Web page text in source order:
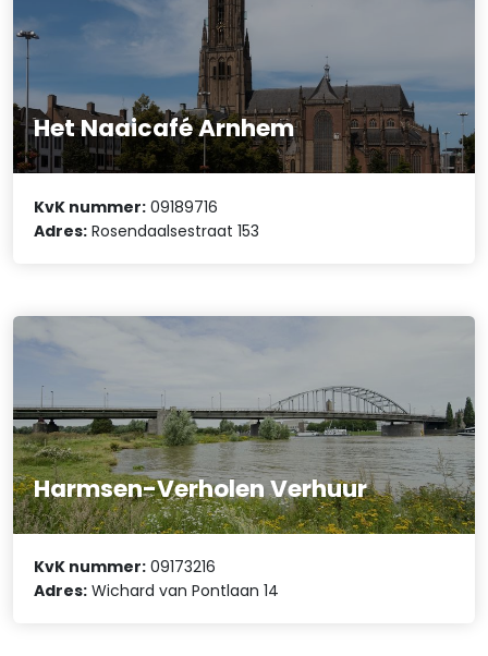
Het Naaicafé Arnhem
KvK nummer: 09189716
Adres: Rosendaalsestraat 153
Harmsen-Verholen Verhuur
KvK nummer: 09173216
Adres: Wichard van Pontlaan 14